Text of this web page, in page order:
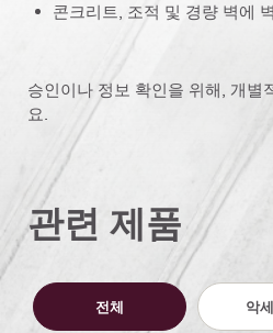
콘크리트, 조적 및 경량 벽에
승인이나 정보 확인을 위해, 개별
요.
관련 제품
전체 악